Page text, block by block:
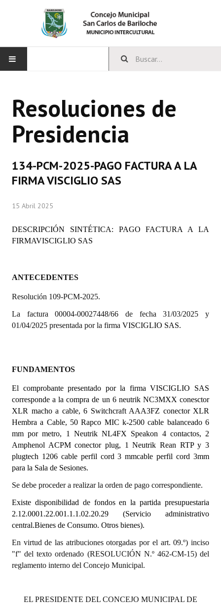
CONCEJO
Bloques Políticos
Comisiones Permanentes
Programas
Constitución Nacional
Constitución Provincial
Carta Orgánica 2007
DOCUMENTOS
Informes de Gestión
Proyectos Presentados
Dictámenes Asesoría Letrada
Actas de Sesión
Informes de Unidad Coordinadora
Ejecución Presupuestaria
Actas de Audiencias Públicas
NORMATIVA
Resoluciones de
Presidencia
134-PCM-2025-PAGO FACTURA A LA
FIRMA VISCIGLIO SAS
15 Abril 2025
DESCRIPCIÓN SINTÉTICA: PAGO FACTURA A LA
FIRMAVISCIGLIO SAS
ANTECEDENTES
Resolución 109-PCM-2025.
La factura 00004-00027448/66 de fecha 31/03/2025 y
01/04/2025 presentada por la firma VISCIGLIO SAS.
FUNDAMENTOS
El comprobante presentado por la firmaVISCIGLIO SAS
corresponde a la compra de un 6 neutrik NC3MXX conesctor
XLR macho a cable, 6 Switchcraft AAA3FZ conector XLR
Hembra a Cable, 50 Rapco MIC k-2500 cable balanceado 6
mm por metro, 1 Neutrik NL4FX Speakon 4 contactos, 2
Amphenol ACPM conector plug, 1 Neutrik Rean RTP y 3
plugtech 1206 cable perfil cord 3 mmcable perfil cord 3mm
para la Sala de Sesiones.
Se debe proceder a realizar la orden de pago correspondiente.
Existe disponibilidad de fondos en la partida presupuestaria
2.12.0001.22.001.1.1.02.20.29 (Servicio administrativo
central.Bienes de Consumo. Otros bienes).
En virtud de las atribuciones otorgadas por el art. 09.º) inciso
"f" del texto ordenado (RESOLUCIÓN N.º 462-CM-15) del
reglamento interno del Concejo Municipal.
EL PRESIDENTE DEL CONCEJO MUNICIPAL DE